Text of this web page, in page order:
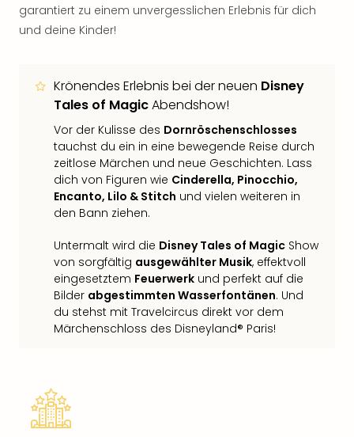
garantiert zu einem unvergesslichen Erlebnis für dich
und deine Kinder!
Krönendes Erlebnis bei der neuen Disney
Tales of MagicAbendshow!
Vor der Kulisse des Dornröschenschlosses
tauchst du ein in eine bewegende Reise durch
zeitlose Märchen und neue Geschichten. Lass
dich von Figuren wie Cinderella, Pinocchio,
Encanto, Lilo & Stitch und vielen weiteren in
den Bann ziehen.
Untermalt wird die Disney Tales of Magic Show
von sorgfältig ausgewählter Musik, effektvoll
eingesetztem Feuerwerk und perfekt auf die
Bilder abgestimmten Wasserfontänen. Und
du stehst mit Travelcircus direkt vor dem
Märchenschloss des Disneyland® Paris!